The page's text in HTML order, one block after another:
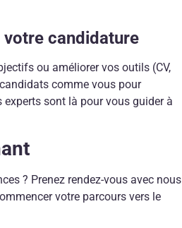
candidature
ou améliorer vos outils (CV,
comme vous pour
sont là pour vous guider à
? Prenez rendez-vous avec nous
votre parcours vers le